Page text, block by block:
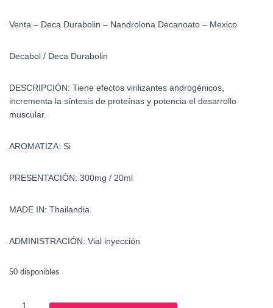
Venta – Deca Durabolin – Nandrolona Decanoato – Mexico
Decabol / Deca Durabolin
DESCRIPCIÓN: Tiene efectos virilizantes androgénicos,
incrementa la síntesis de proteínas y potencia el desarrollo
muscular.
AROMATIZA: Si
PRESENTACIÓN: 300mg / 20ml
MADE IN: Thailandia
ADMINISTRACIÓN: Vial inyección
50 disponibles
Venta